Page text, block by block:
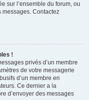
sur l’ensemble du forum, ou
messages. Contactez
!
privés d’un membre
de votre messagerie
d’un membre en
Ce dernier a la
d’envoyer des messages